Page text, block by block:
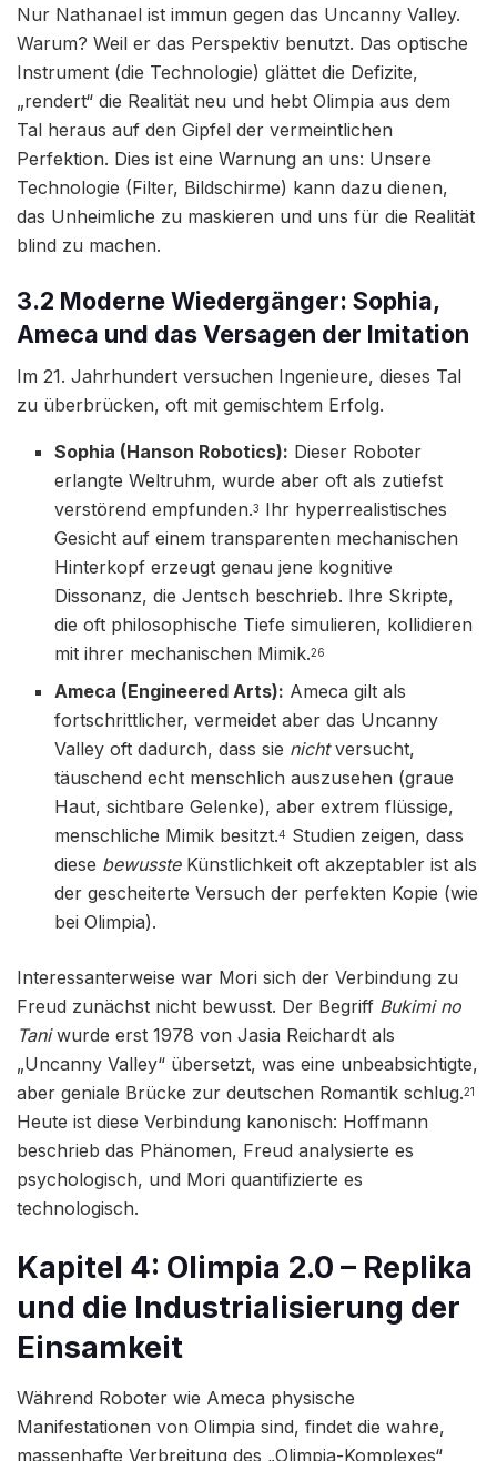
Nur Nathanael ist immun gegen das Uncanny Valley.
Warum? Weil er das Perspektiv benutzt. Das optische
Instrument (die Technologie) glättet die Defizite,
„rendert“ die Realität neu und hebt Olimpia aus dem
Tal heraus auf den Gipfel der vermeintlichen
Perfektion. Dies ist eine Warnung an uns: Unsere
Technologie (Filter, Bildschirme) kann dazu dienen,
das Unheimliche zu maskieren und uns für die Realität
blind zu machen.
3.2 Moderne Wiedergänger: Sophia,
Ameca und das Versagen der Imitation
Im 21. Jahrhundert versuchen Ingenieure, dieses Tal
zu überbrücken, oft mit gemischtem Erfolg.
Sophia (Hanson Robotics): Dieser Roboter
erlangte Weltruhm, wurde aber oft als zutiefst
verstörend empfunden.3 Ihr hyperrealistisches
Gesicht auf einem transparenten mechanischen
Hinterkopf erzeugt genau jene kognitive
Dissonanz, die Jentsch beschrieb. Ihre Skripte,
die oft philosophische Tiefe simulieren, kollidieren
mit ihrer mechanischen Mimik.26
Ameca (Engineered Arts): Ameca gilt als
fortschrittlicher, vermeidet aber das Uncanny
Valley oft dadurch, dass sie nichtversucht,
täuschend echt menschlich auszusehen (graue
Haut, sichtbare Gelenke), aber extrem flüssige,
menschliche Mimik besitzt.4 Studien zeigen, dass
diese bewussteKünstlichkeit oft akzeptabler ist als
der gescheiterte Versuch der perfekten Kopie (wie
bei Olimpia).
Interessanterweise war Mori sich der Verbindung zu
Freud zunächst nicht bewusst. Der Begriff Bukimi no
Taniwurde erst 1978 von Jasia Reichardt als
„Uncanny Valley“ übersetzt, was eine unbeabsichtigte,
aber geniale Brücke zur deutschen Romantik schlug.21
Heute ist diese Verbindung kanonisch: Hoffmann
beschrieb das Phänomen, Freud analysierte es
psychologisch, und Mori quantifizierte es
technologisch.
Kapitel 4: Olimpia 2.0 – Replika
und die Industrialisierung der
Einsamkeit
Während Roboter wie Ameca physische
Manifestationen von Olimpia sind, findet die wahre,
massenhafte Verbreitung des „Olimpia-Komplexes“